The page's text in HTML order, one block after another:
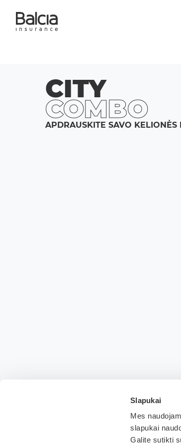
Slapukai
Mes
slapukai
Galite sutikti
CITY
COMBO
APDRAUSKITE SAVO KELIONĖS